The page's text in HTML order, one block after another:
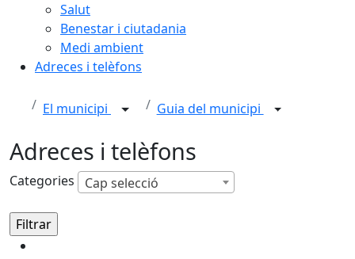
Salut
Benestar i ciutadania
Medi ambient
Adreces i telèfons
El municipi Guia del municipi
Adreces i telèfons
Categories Cap selecció